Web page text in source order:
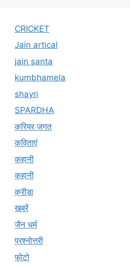
CRICKET
Jain artical
jain santa
kumbhamela
shayri
SPARDHA
करियर जगत
कविताएं
कहानी
कहानी
क्रीड़ा
खबरें
जैन धर्म
प्रश्नोत्तरी
फोटो